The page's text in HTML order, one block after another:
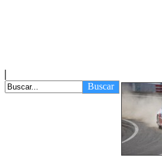
Buscar